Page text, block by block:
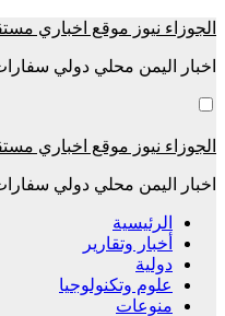
التجاوز
المحتوى
الجوزاء نيوز موقع اخباري
اخبار اليمن محلي دولي
الجوزاء نيوز موقع اخباري
اخبار اليمن محلي دولي
الرئيسية
أخبار وتقارير
دولية
علوم وتكنولوجيا
منوعات